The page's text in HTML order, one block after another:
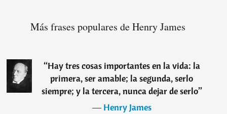
Más frases populares de Henry James
“Hay tres cosas importantes en la vida: la
primera, ser amable; la segunda, serlo
siempre; y la tercera, nunca dejar de serlo”
―Henry James